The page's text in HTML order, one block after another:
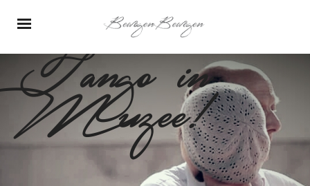
Tango in
Muzee!